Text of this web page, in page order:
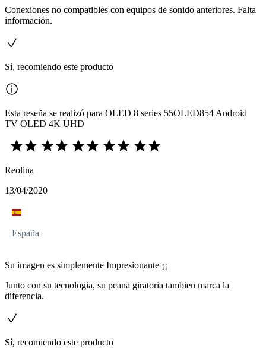
Conexiones no compatibles con equipos de sonido anteriores. Falta
información.
Sí, recomiendo este producto
Esta reseña se realizó para OLED 8 series 55OLED854 Android
TV OLED 4K UHD
Reolina
13/04/2020
España
Su imagen es simplemente Impresionante ¡¡
Junto con su tecnologia, su peana giratoria tambien marca la
diferencia.
Sí, recomiendo este producto